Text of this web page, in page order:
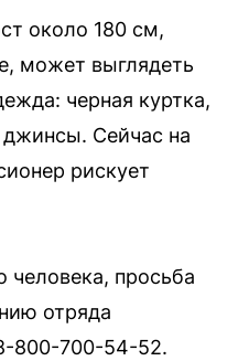
около 180 см,
может выглядеть
черная куртка,
джинсы. Сейчас на
рискует
человека, просьба
отряда
800-700-54-52.